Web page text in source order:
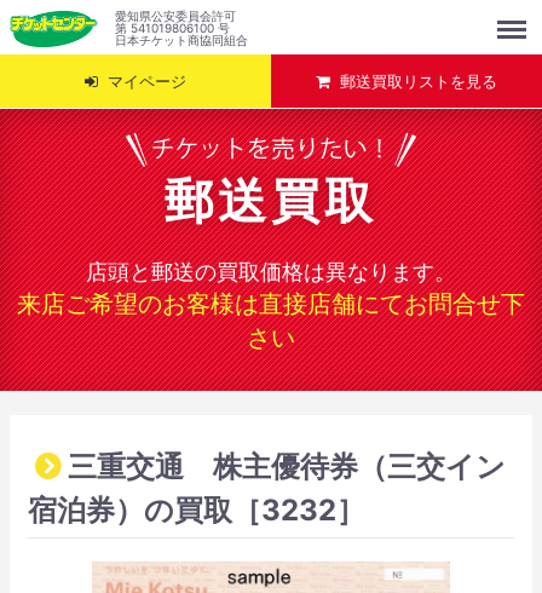
愛知県公安委員会許可
第 541019806100 号
日本チケット商協同組合
マイページ 郵送買取リストを見る
Menu
郵送買取
店頭と郵送の買取価格は異なります。
来店ご希望のお客様は直接店舗にてお問合せ下
さい
三重交通 株主優待券（三交イン
宿泊券）の買取［3232］